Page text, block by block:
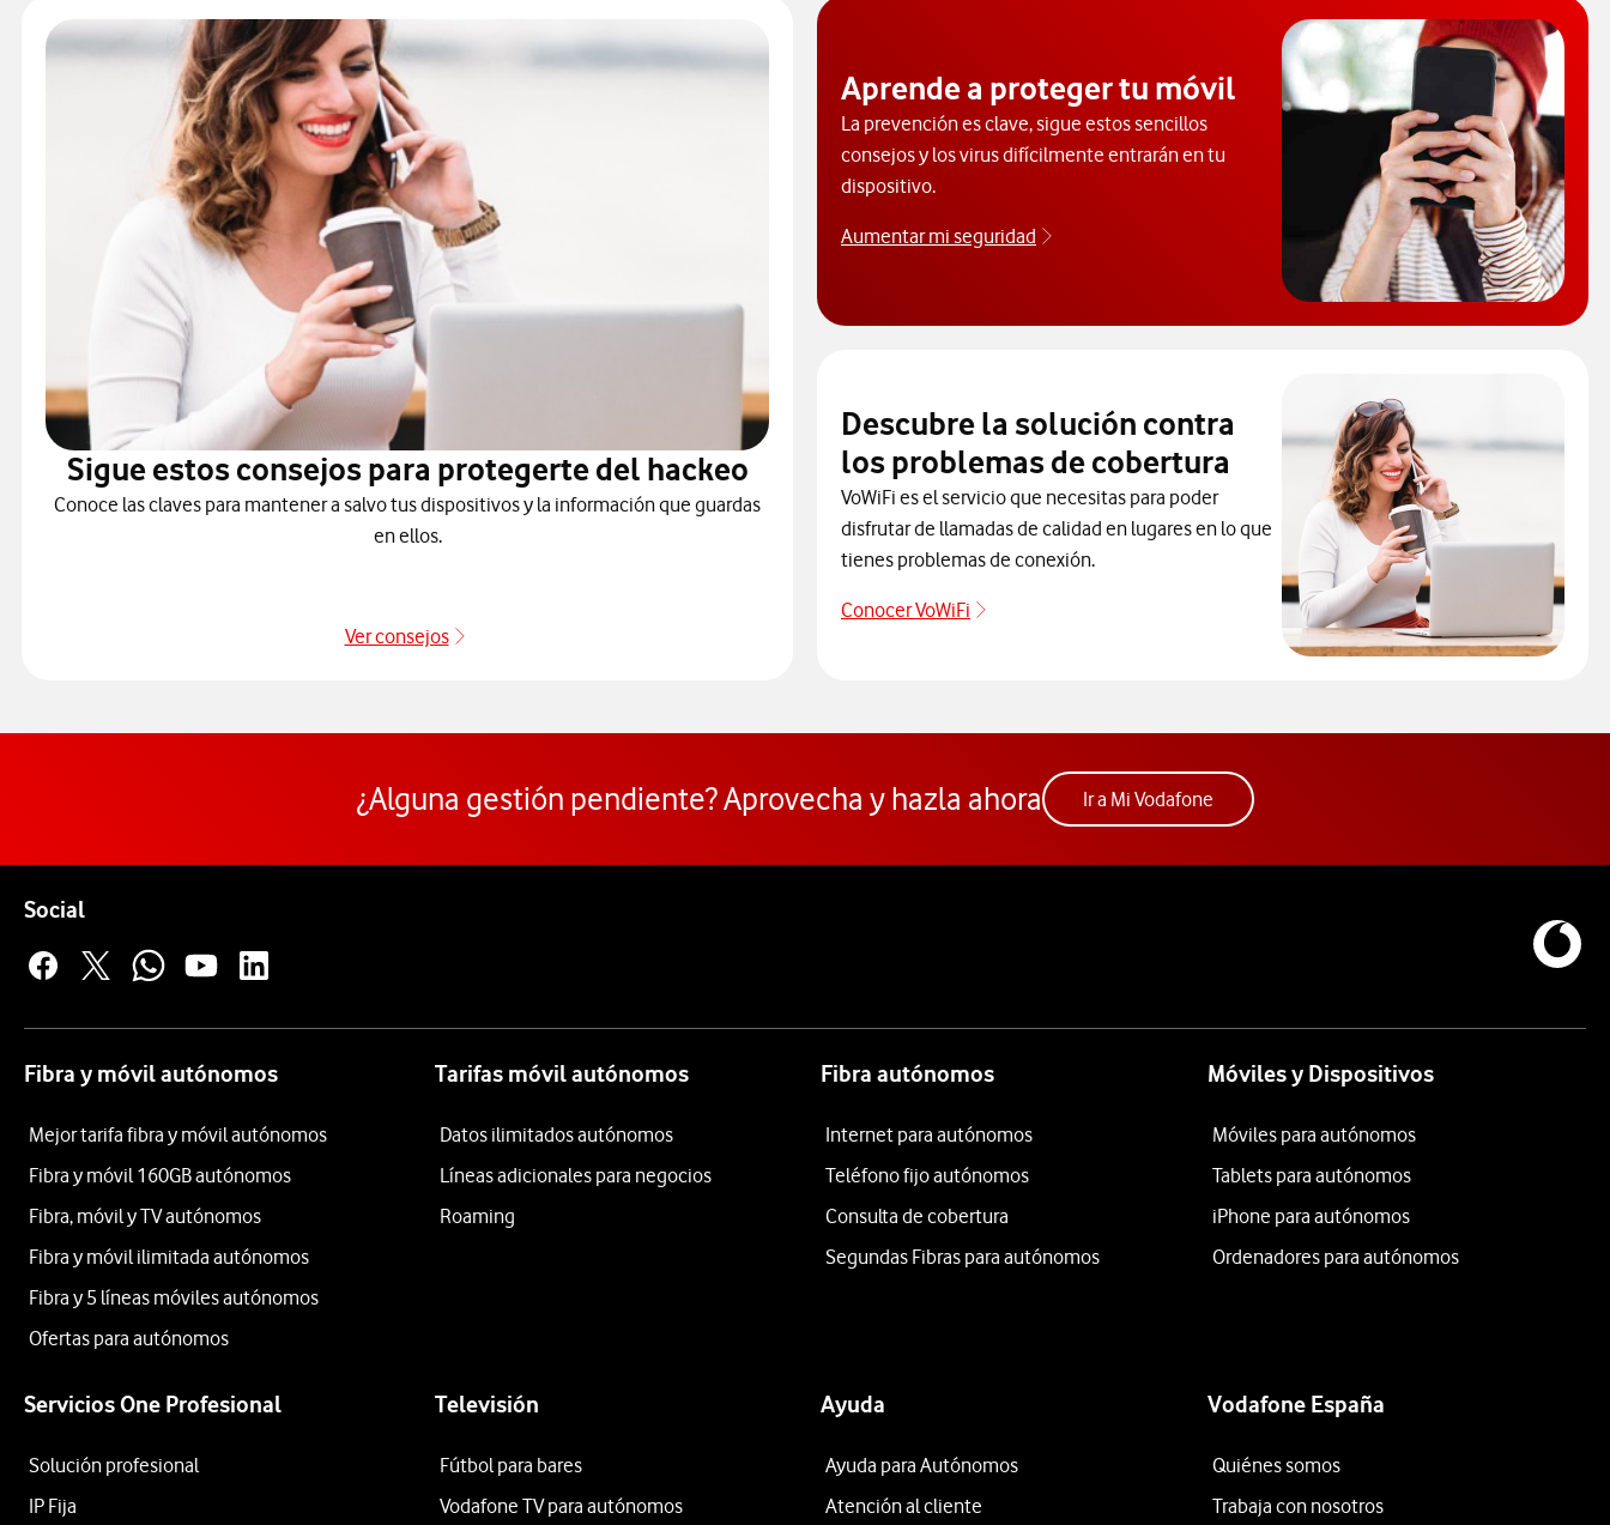
Sigue estos consejos para protegerte del hackeo
Conoce las claves para mantener a salvo tus dispositivos y la información que guardas
en ellos.
Ver consejos
Aprende a proteger tu móvil
La prevención es clave, sigue estos sencillos
consejos y los virus difícilmente entrarán en tu
dispositivo.
Aumentar mi seguridad
Aprende a proteger tu móvil de virus.
Descubre la solución contra
los problemas de cobertura
VoWiFi es el servicio que necesitas para poder
disfrutar de llamadas de calidad en lugares en lo que
tienes problemas de conexión.
Conocer VoWiFi
Descubre la solución contra los problemas de cobertura. abre ventana
¿Alguna gestión pendiente? Aprovecha y hazla ahora Ir a Mi VodafoneAcceder a la app Mi Vodafone. Abre ventana
SocialEnlaces a las redes sociales de Vodafone
Fibra y móvil autónomos
Mejor tarifa fibra y móvil autónomos
Fibra y móvil 160GB autónomos
Fibra, móvil y TV autónomos
Fibra y móvil ilimitada autónomos
Fibra y 5 líneas móviles autónomos
Ofertas para autónomos
Tarifas móvil autónomos
Datos ilimitados autónomos
Líneas adicionales para negocios
Roaming
Fibra autónomos
Internet para autónomos
Teléfono fijo autónomos
Consulta de cobertura
Segundas Fibras para autónomos
Móviles y Dispositivos
Móviles para autónomos
Tablets para autónomos
iPhone para autónomos
Ordenadores para autónomos
Servicios One Profesional
Solución profesional
IP Fija
Televisión
Fútbol para bares
Vodafone TV para autónomos
Ayuda
Ayuda para Autónomos
Atención al cliente
Vodafone España
Quiénes somos
Trabaja con nosotros